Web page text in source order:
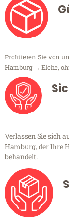
Profitieren Sie von
Hamburg → Elche,
Verlassen Sie sich
Hamburg, der Ihre
behandelt.